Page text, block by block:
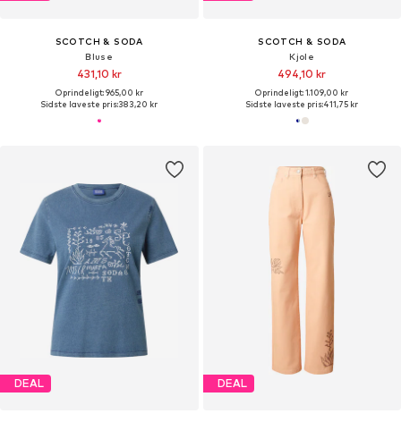
SCOTCH & SODA
Bluse
431,10 kr
Oprindeligt: 965,00 kr
Sidste laveste pris:383,20 kr
SCOTCH & SODA
Kjole
494,10 kr
Oprindeligt: 1.109,00 kr
Sidste laveste pris:411,75 kr
DEAL DEAL